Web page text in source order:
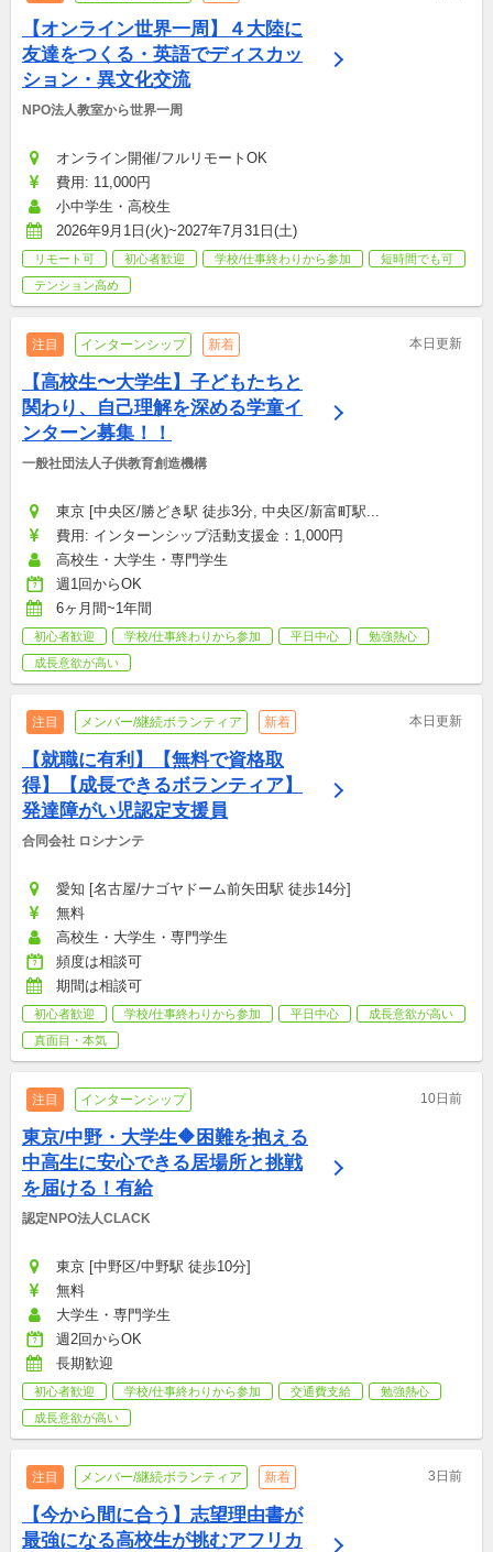
【オンライン世界一周】４大陸に
友達をつくる・英語でディスカッ
ション・異文化交流
NPO法人教室から世界一周
オンライン開催/フルリモートOK
費用: 11,000円
小中学生・高校生
2026年9月1日(火)~2027年7月31日(土)
リモート可 初心者歓迎 学校/仕事終わりから参加
短時間でも可
テンション高め
注目 インターンシップ 新着 本日更新
【高校生〜大学生】子どもたちと
関わり、自己理解を深める学童イ
ンターン募集！！
一般社団法人子供教育創造機構
東京 [中央区/勝どき駅 徒歩3分, 中央区/新富町駅...
費用: インターンシップ活動支援金：1,000円
高校生・大学生・専門学生
週1回からOK
6ヶ月間~1年間
初心者歓迎 学校/仕事終わりから参加 平日中心
勉強熱心
成長意欲が高い
注目 メンバー/継続ボランティア 新着 本日更新
【就職に有利】【無料で資格取
得】【成長できるボランティア】
発達障がい児認定支援員
合同会社 ロシナンテ
愛知 [名古屋/ナゴヤドーム前矢田駅 徒歩14分]
無料
高校生・大学生・専門学生
頻度は相談可
期間は相談可
初心者歓迎 学校/仕事終わりから参加 平日中心
成長意欲が高い
真面目・本気
注目 インターンシップ 10日前
東京/中野・大学生🔶困難を抱える
中高生に安心できる居場所と挑戦
を届ける！有給
認定NPO法人CLACK
東京 [中野区/中野駅 徒歩10分]
無料
大学生・専門学生
週2回からOK
長期歓迎
初心者歓迎 学校/仕事終わりから参加 交通費支給
勉強熱心
成長意欲が高い
注目 メンバー/継続ボランティア 新着 3日前
【今から間に合う】志望理由書が
最強になる高校生が挑むアフリカ